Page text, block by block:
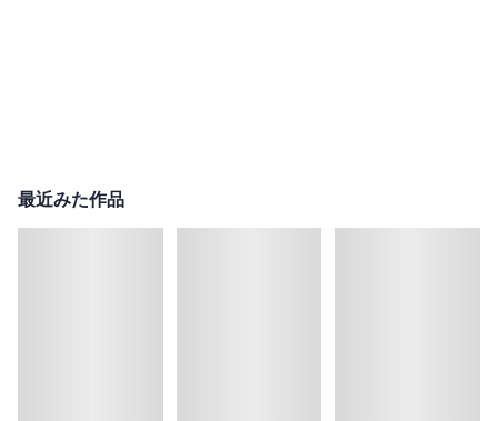
最近みた作品